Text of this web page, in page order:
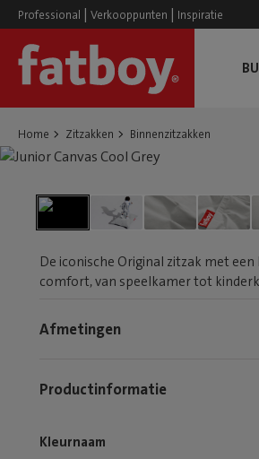
Professional | Verkooppunten | Inspiratie
Home Zitzakken Binnenzitzakken
De iconische Original zitzak met
comfort, van speelkamer tot
Afmetingen
Productinformatie
Kleurnaam